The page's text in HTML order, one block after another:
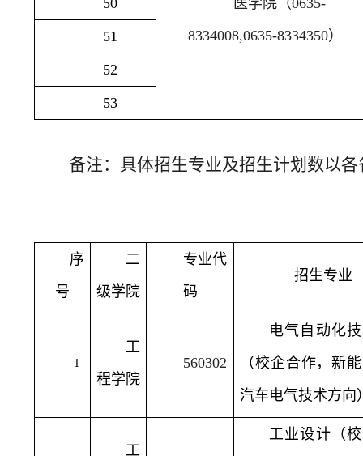
医学院（0635-
8334008,0635-8334350）
50
51
52
53
备注：具体招生专业及招生计划数以
序
号
二
级学院
专业代
码
招生专业
1
工
程学院
560302
电气自动化
（校企合作，新
汽车电气技术方向
工
工业设计（